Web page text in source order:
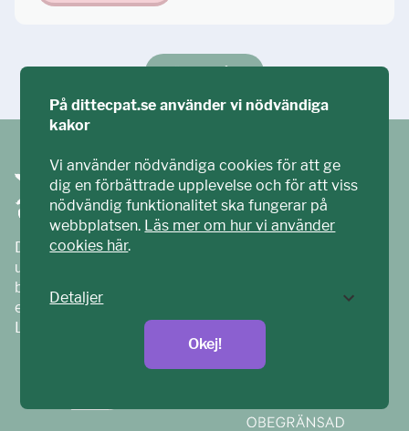
Ställ din fråga!
Ditt ECPAT har tagits fram tillsammans med barn och
unga. Vi är en del av ECPAT Sverige – en
barnrättsorganisation som arbetar mot sexuell
exploatering av barn.
Läs mer på
ecpat.se
På dittecpat.se använder vi nödvändiga
kakor
Vi använder nödvändiga cookies för att ge
dig en förbättrade upplevelse och för att viss
nödvändig funktionalitet ska fungerar på
webbplatsen. Läs mer om hur vi använder
cookies här.
Detaljer
Okej!